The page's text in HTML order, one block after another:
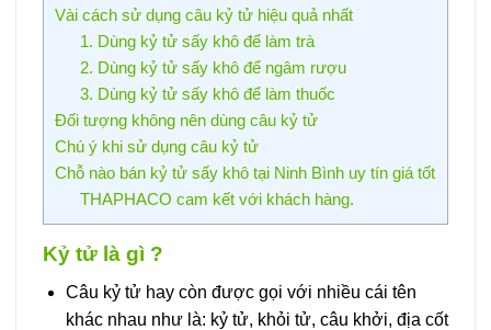
Vài cách sử dụng câu kỷ tử hiệu quả nhất
1. Dùng kỷ tử sấy khô để làm trà
2. Dùng kỷ tử sấy khô để ngâm rượu
3. Dùng kỷ tử sấy khô để làm thuốc
Đối tượng không nên dùng câu kỷ tử
Chú ý khi sử dụng câu kỷ tử
Chỗ nào bán kỷ tử sấy khô tại Ninh Bình uy tín giá tốt
THAPHACO cam kết với khách hàng.
Kỷ tử là gì ?
Câu kỷ tử hay còn được gọi với nhiều cái tên
khác nhau như là: kỷ tử, khỏi tử, câu khởi, địa cốt